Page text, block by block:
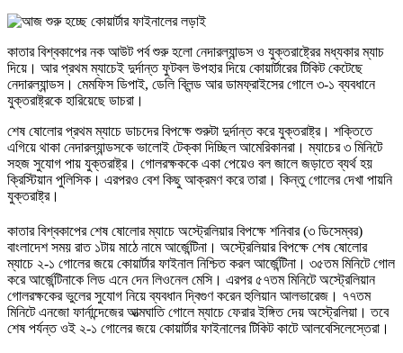
কাতার বিশ্বকাপের নক আউট পর্ব শুরু হলো নেদারল্যান্ডস ও যুক্তরাষ্ট্রের মধ্যকার ম্যাচ
দিয়ে। আর প্রথম ম্যাচেই দুর্দান্ত ফুটবল উপহার দিয়ে কোয়ার্টারের টিকিট কেটেছে
নেদারল্যান্ডস। মেমফিস ডিপাই, ডেলি ব্লিন্ড আর ডামফ্রাইসের গোলে ৩-১ ব্যবধানে
যুক্তরাষ্ট্রকে হারিয়েছে ডাচরা।
শেষ ষোলোর প্রথম ম্যাচে ডাচদের বিপক্ষে শুরুটা দুর্দান্ত করে যুক্তরাষ্ট্র। শক্তিতে
এগিয়ে থাকা নেদারল্যান্ডসকে ভালোই টেক্কা দিচ্ছিল আমেরিকানরা। ম্যাচের ৩ মিনিটে
সহজ সুযোগ পায় যুক্তরাষ্ট্র। গোলরক্ষককে একা পেয়েও বল জালে জড়াতে ব্যর্থ হয়
ক্রিস্টিয়ান পুলিসিক। এরপরও বেশ কিছু আক্রমণ করে তারা। কিন্তু গোলের দেখা পায়নি
যুক্তরাষ্ট্র।
কাতার বিশ্বকাপের শেষ ষোলোর ম্যাচে অস্ট্রেলিয়ার বিপক্ষে শনিবার (৩ ডিসেম্বর)
বাংলাদেশ সময় রাত ১টায় মাঠে নামে আর্জেন্টিনা। অস্ট্রেলিয়ার বিপক্ষে শেষ ষোলোর
ম্যাচে ২-১ গোলের জয়ে কোয়ার্টার ফাইনাল নিশ্চিত করল আর্জেন্টিনা। ৩৫তম মিনিটে গোল
করে আর্জেন্টিনাকে লিড এনে দেন লিওনেল মেসি। এরপর ৫৭তম মিনিটে অস্ট্রেলিয়ান
গোলরক্ষকের ভুলের সুযোগ নিয়ে ব্যবধান দ্বিগুণ করেন হুলিয়ান আলভারেজ। ৭৭তম
মিনিটে এনজো ফার্নান্দেজের আত্মঘাতি গোলে ম্যাচে ফেরার ইঙ্গিত দেয় অস্ট্রেলিয়া। তবে
শেষ পর্যন্ত ওই ২-১ গোলের জয়ে কোয়ার্টার ফাইনালের টিকিট কাটে আলবেসিলেস্তেরা।